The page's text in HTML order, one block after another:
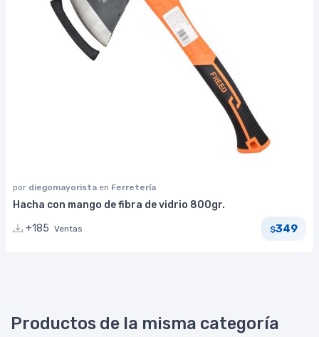
por diegomayorista en Ferretería
Hacha con mango de fibra de vidrio 800gr.
+185 Ventas $349
Productos de la misma categoría